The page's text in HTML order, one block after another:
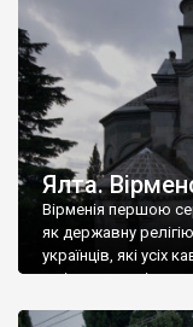
Ялта.
Вірменія першою
як державну
українців, які усіх
є відданими